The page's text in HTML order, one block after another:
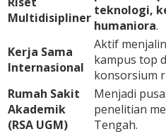
Multidisipliner teknologi,
humaniora.
Kerja Sama
Internasional
Aktif
kampus top
konsorsium
Rumah Sakit
Akademik
(RSA UGM)
Menjadi
penelitian
Tengah.